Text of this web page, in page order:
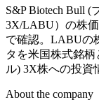
S&P Biotech Bull (
3X/LABU）の株
で確認。LABUの
タを米国株式銘柄
ル) 3X株への投資
About the company